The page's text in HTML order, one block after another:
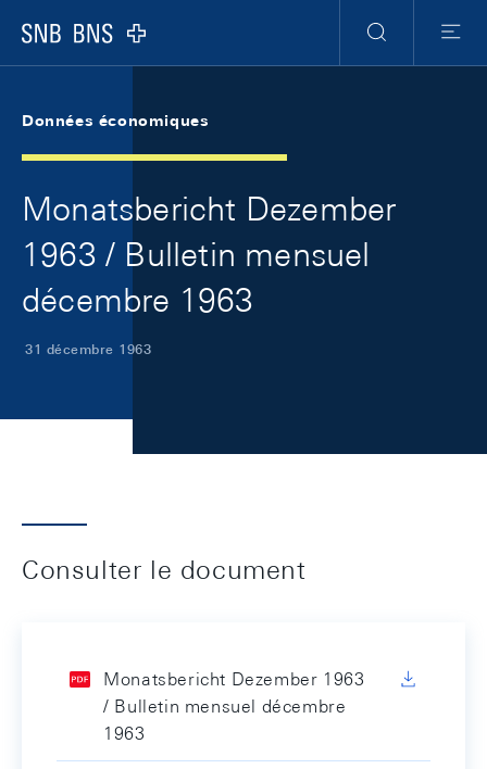
Logo
RechercheMenu
Données économiques
Monatsbericht Dezember
1963 / Bulletin mensuel
décembre 1963
31 décembre 1963
Consulter le document
Monatsbericht Dezember 1963
/ Bulletin mensuel décembre
1963